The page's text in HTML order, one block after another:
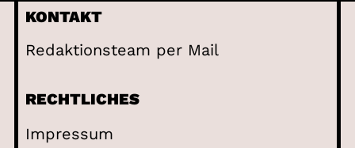
KONTAKT
Redaktionsteam per Mail
RECHTLICHES
Impressum